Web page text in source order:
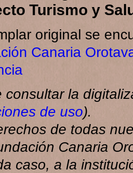
Turismo y
original se
Canaria
consultar la
de uso).
de todas
Canaria
caso, a la